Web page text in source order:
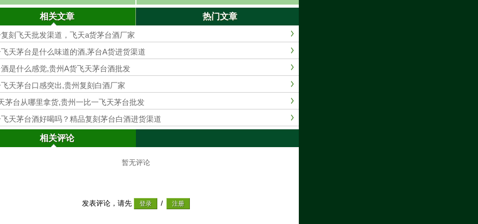
相关文章 热门文章
刻飞天批发渠道，飞天a货茅台酒厂家
天茅台是什么味道的酒,茅台A货进货渠道
是什么感觉,贵州A货飞天茅台酒批发
天茅台口感突出,贵州复刻白酒厂家
茅台从哪里拿货,贵州一比一飞天茅台批发
天茅台酒好喝吗？精品复刻茅台白酒进货渠道
相关评论
暂无评论
发表评论，请先 /